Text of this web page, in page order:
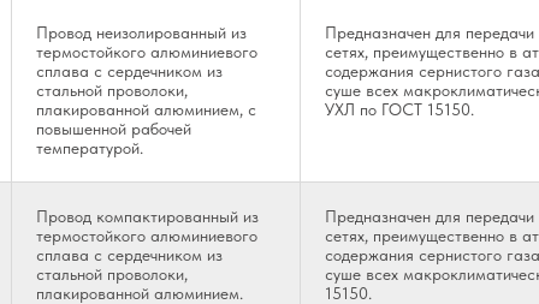
Провод неизолированный из
термостойкого алюминиевого
сплава с сердечником из
стальной проволоки,
плакированной алюминием, с
повышенной рабочей
температурой.
Предназначен для
сетях, преимущественно в
содержания сернистого
суше всех
УХЛ по ГОСТ 15150.
Провод компактированный из
термостойкого алюминиевого
сплава с сердечником из
стальной проволоки,
плакированной алюминием.
Предназначен для
сетях, преимущественно в
содержания сернистого
суше всех
15150.